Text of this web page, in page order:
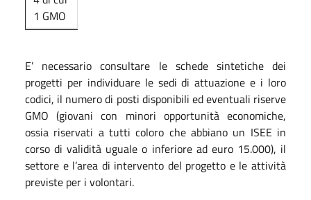
1 GMO
E’ necessario consultare le schede sintetiche dei
progetti per individuare le sedi di attuazione e i loro
codici, il numero di posti disponibili ed eventuali riserve
GMO (giovani con minori opportunità economiche,
ossia riservati a tutti coloro che abbiano un ISEE in
corso di validità uguale o inferiore ad euro 15.000), il
settore e l’area di intervento del progetto e le attività
previste per i volontari.